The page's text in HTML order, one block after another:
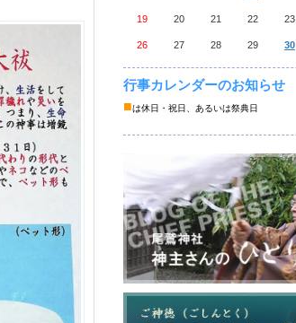
19 20 21 22 23
26 27 28 29 30
行事カレンダーのお知らせ
■は休日・祝日、あるいは祭典日